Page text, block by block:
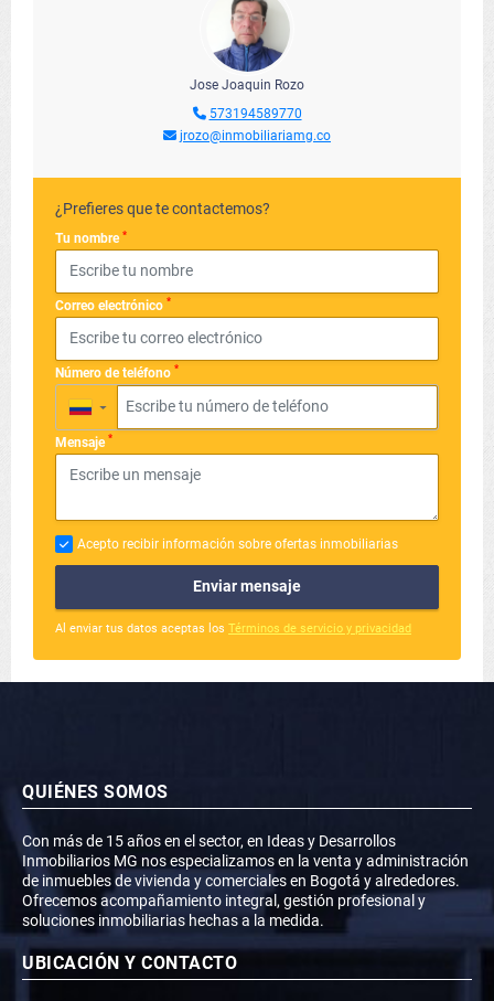
Jose Joaquin Rozo
573194589770
jrozo@inmobiliariamg.co
¿Prefieres que te contactemos?
Tu nombre *
Correo electrónico *
Número de teléfono *
▼
Mensaje *
Acepto recibir información sobre ofertas inmobiliarias
Enviar mensaje
Al enviar tus datos aceptas los Términos de servicio y privacidad
QUIÉNES SOMOS
Con más de 15 años en el sector, en Ideas y Desarrollos
Inmobiliarios MG nos especializamos en la venta y administración
de inmuebles de vivienda y comerciales en Bogotá y alrededores.
Ofrecemos acompañamiento integral, gestión profesional y
soluciones inmobiliarias hechas a la medida.
UBICACIÓN Y CONTACTO